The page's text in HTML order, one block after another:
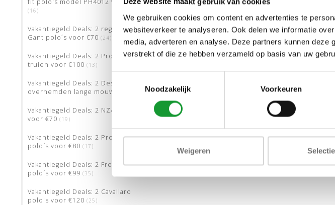
We gebruiken cookies om content en advertenties te
websiteverkeer te analyseren. Ook delen we informatie
media, adverteren en analyse. Deze partners kunnen
verstrekt of die ze hebben verzameld op basis van uw
Noodzakelijk
Voorkeuren
Weigeren
fit polo's model PH4012 voor €120
(16)
Vakantiegeld Deals: 2 regular fit
Gant polo´s voor €70 (24)
Vakantiegeld Deals: 2 Profuomo
truien voor €100 (13)
Vakantiegeld Deals: 2 Desoto
overhemden lange mouw: €80
Vakantiegeld Deals: 2 NZA items
voor €70 (19)
Vakantiegeld Deals: 2 Profuomo
polo´s voor €80 (17)
Vakantiegeld Deals: 2 Fred Perry
polo´s voor €99 (35)
Vakantiegeld Deals: 2 Cavallaro
polo's voor €120 (25)